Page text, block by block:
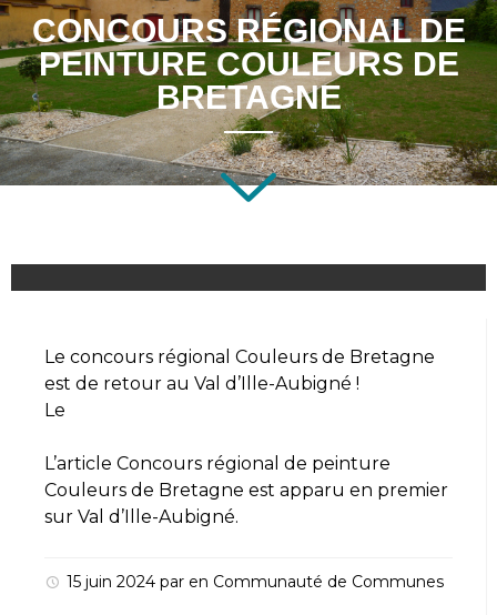
CONCOURS RÉGIONAL DE
PEINTURE COULEURS DE
BRETAGNE
Le concours régional Couleurs de Bretagne
est de retour au Val d’Ille-Aubigné !
Le
L’article Concours régional de peinture
Couleurs de Bretagne est apparu en premier
sur Val d’Ille-Aubigné.
15 juin 2024 par en Communauté de Communes